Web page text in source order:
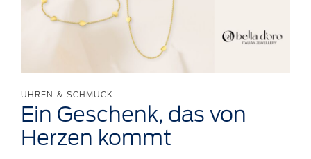
UHREN & SCHMUCK
Ein Geschenk, das von
Herzen kommt